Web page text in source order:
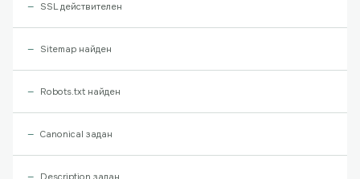
SSL действителен
Sitemap найден
Robots.txt найден
Canonical задан
Description задан